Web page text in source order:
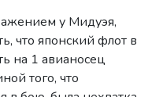
у Мидуэя,
что японский флот в
на 1 авианосец
того, что